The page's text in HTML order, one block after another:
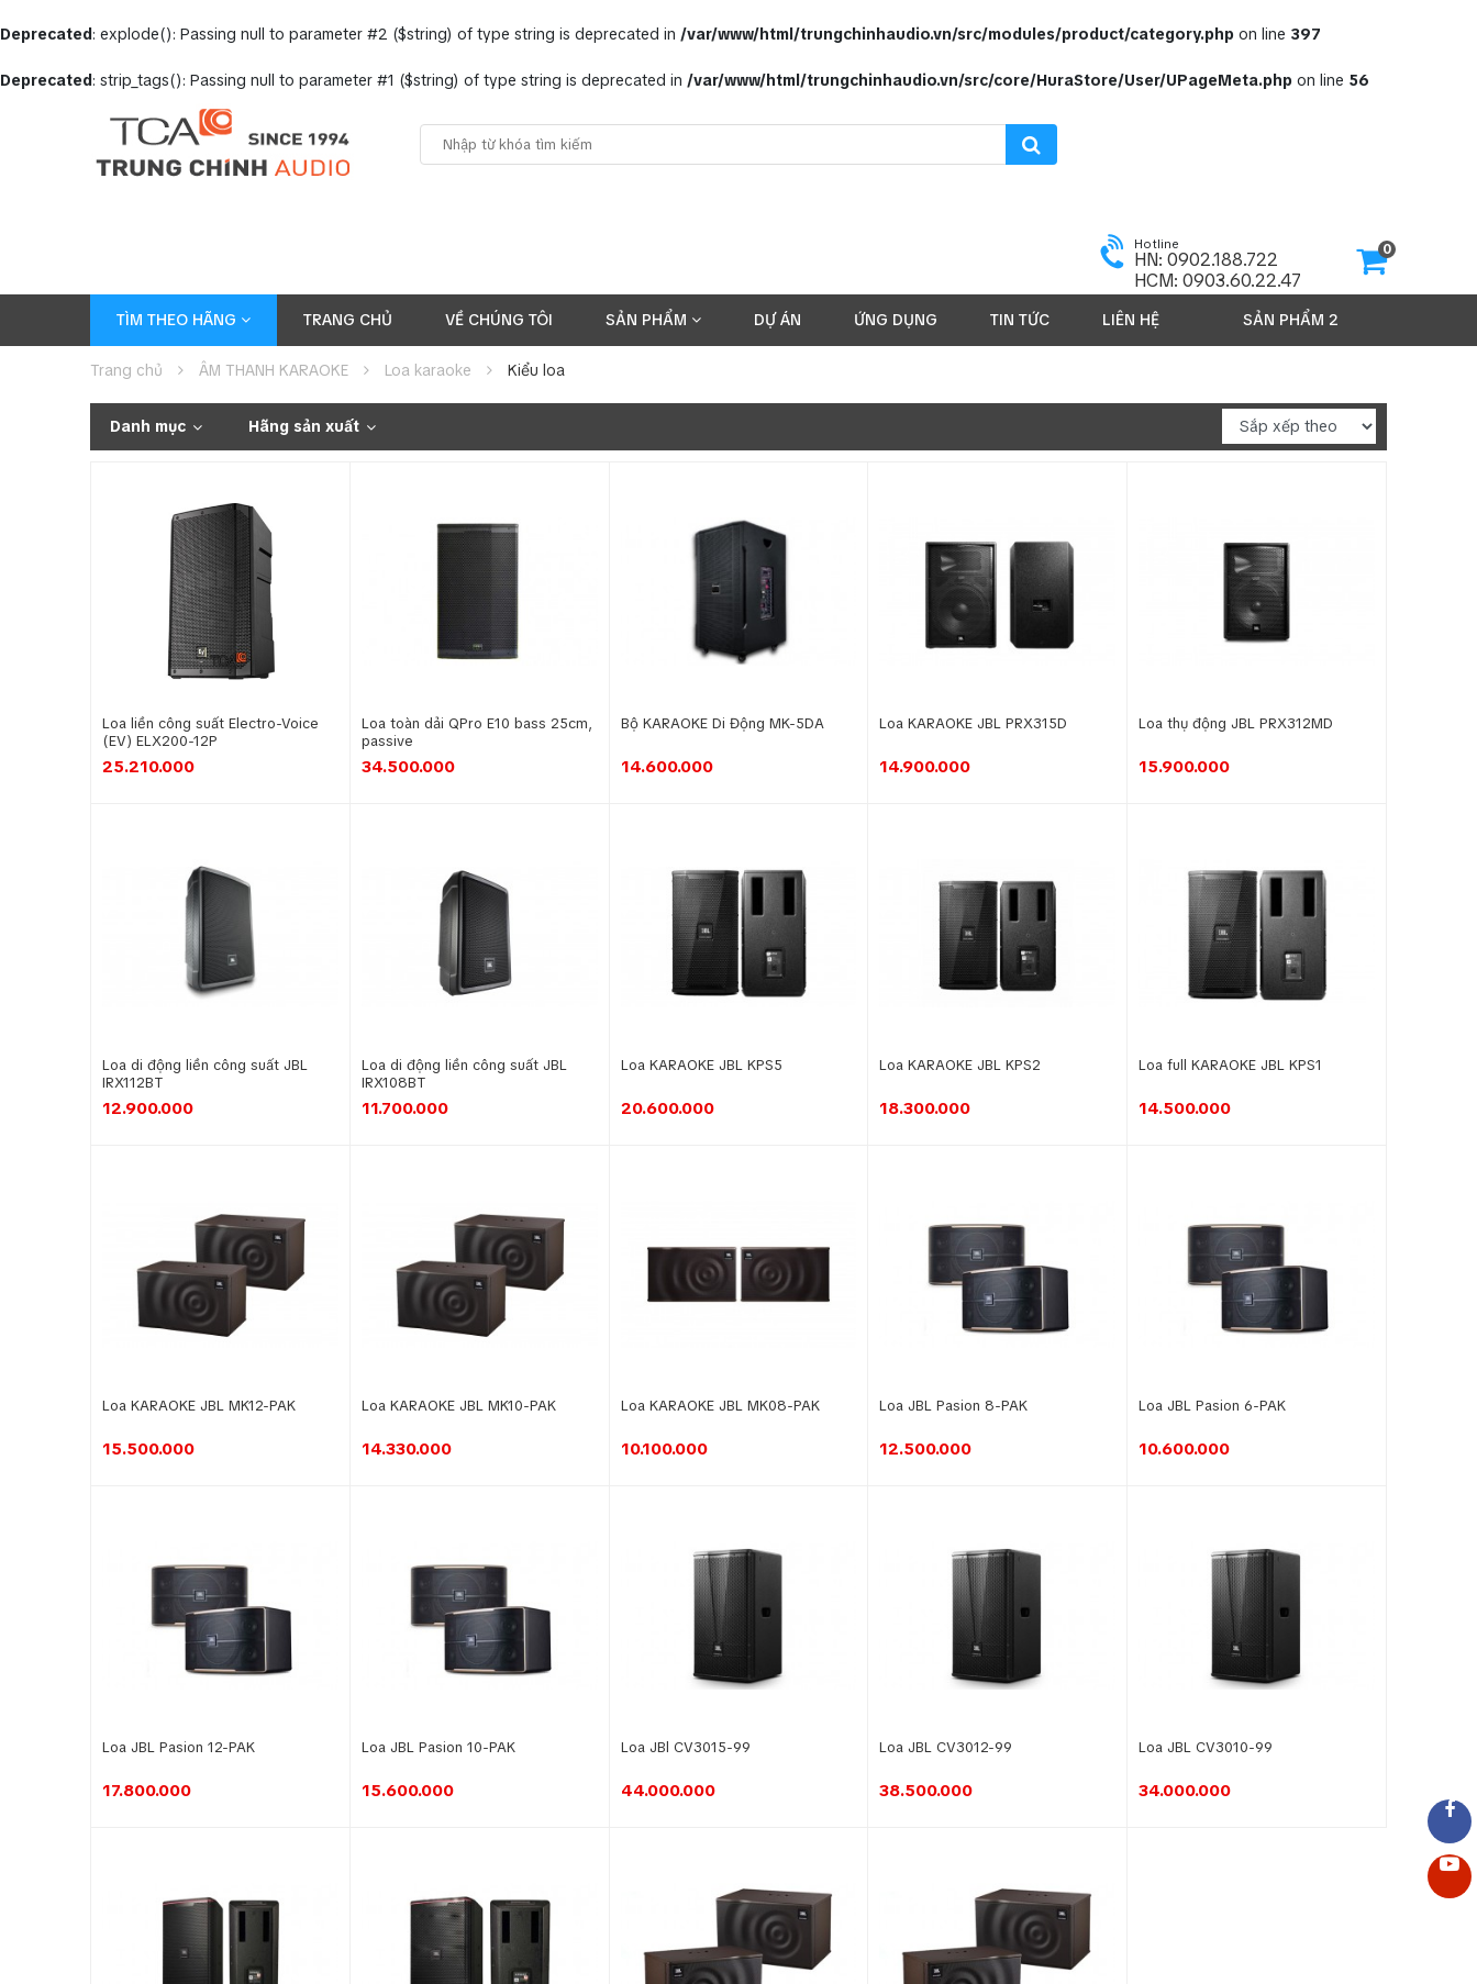
Deprecated: explode(): Passing null to parameter #2 ($string) of type string is deprecated in /var/www/html/trungchinhaudio.vn/src/modules/product/category.php on line 397
Deprecated: strip_tags(): Passing null to parameter #1 ($string) of type string is deprecated in /var/www/html/trungchinhaudio.vn/src/core/HuraStore/User/UPageMeta.php on line 56
Hotline
HN: 0902.188.722
HCM: 0903.60.22.47
0
TÌM THEO HÃNG TRANG CHỦ VỀ CHÚNG TÔI SẢN PHẨM DỰ ÁN ỨNG DỤNG TIN TỨC LIÊN HỆ SẢN PHẨM 2026
Trang chủ ÂM THANH KARAOKE Loa karaoke Kiểu loa
Danh mục Hãng sản xuất
Loa liền công suất Electro-Voice
(EV) ELX200-12P
25.210.000
Loa toàn dải QPro E10 bass 25cm,
passive
34.500.000
Bộ KARAOKE Di Động MK-5DA
14.600.000
Loa KARAOKE JBL PRX315D
14.900.000
Loa thụ động JBL PRX312MD
15.900.000
Loa di động liền công suất JBL
IRX112BT
12.900.000
Loa di động liền công suất JBL
IRX108BT
11.700.000
Loa KARAOKE JBL KPS5
20.600.000
Loa KARAOKE JBL KPS2
18.300.000
Loa full KARAOKE JBL KPS1
14.500.000
Loa KARAOKE JBL MK12-PAK
15.500.000
Loa KARAOKE JBL MK10-PAK
14.330.000
Loa KARAOKE JBL MK08-PAK
10.100.000
Loa JBL Pasion 8-PAK
12.500.000
Loa JBL Pasion 6-PAK
10.600.000
Loa JBL Pasion 12-PAK
17.800.000
Loa JBL Pasion 10-PAK
15.600.000
Loa JBl CV3015-99
44.000.000
Loa JBL CV3012-99
38.500.000
Loa JBL CV3010-99
34.000.000